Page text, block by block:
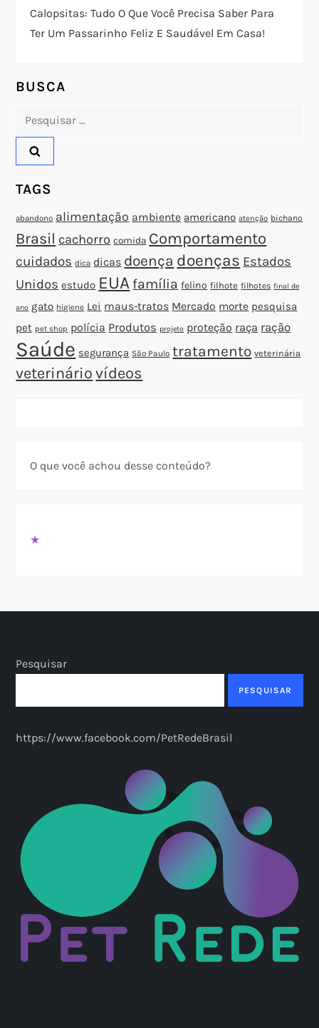
d
e
P
o
s
t
Calopsitas: Tudo O Que Você Precisa Saber Para
Ter Um Passarinho Feliz E Saudável Em Casa!
BUSCA
Pesquisar
TAGS
abandono alimentação ambiente americano atenção bichano
Brasil cachorro comida Comportamento
cuidados dica dicas doença doenças Estados
Unidos estudo EUA família felino filhote filhotes final de
ano gato higiene Lei maus-tratos Mercado morte pesquisa
pet pet shop polícia Produtos projeto proteção raça ração
Saúde segurança São Paulo tratamento veterinária
veterinário vídeos
O que você achou desse conteúdo?
★
Pesquisar
PESQUISAR
https://www.facebook.com/PetRedeBrasil